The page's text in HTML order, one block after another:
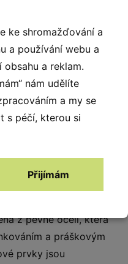
oblíbenějším
využívá především
díky jedinečnému
díky široké škále cviků,
nabízí různé
z pevné oceli, která
a práškovým
prvky jsou
ke shromažďování a
a používání webu a
a reklam.
nám udělíte
a my se
s péčí, kterou si
Přijímám